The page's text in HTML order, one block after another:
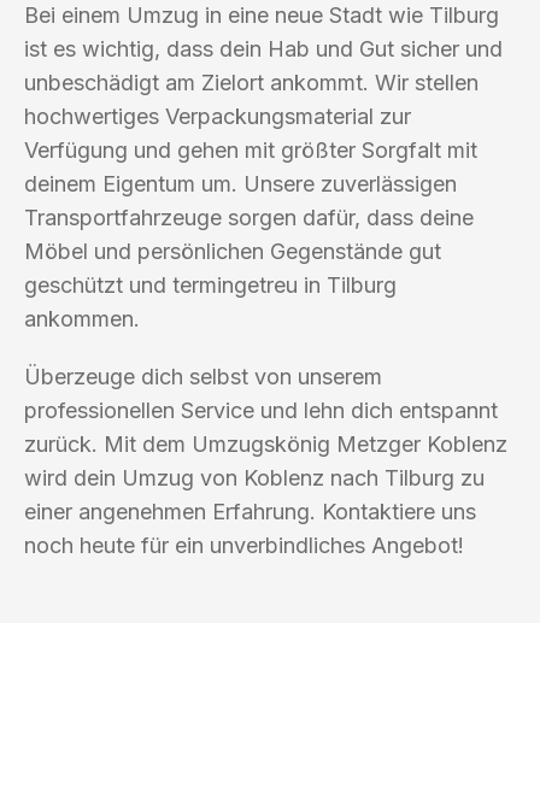
Bei einem Umzug in eine neue Stadt wie Tilburg
ist es wichtig, dass dein Hab und Gut sicher und
unbeschädigt am Zielort ankommt. Wir stellen
hochwertiges Verpackungsmaterial zur
Verfügung und gehen mit größter Sorgfalt mit
deinem Eigentum um. Unsere zuverlässigen
Transportfahrzeuge sorgen dafür, dass deine
Möbel und persönlichen Gegenstände gut
geschützt und termingetreu in Tilburg
ankommen.
Überzeuge dich selbst von unserem
professionellen Service und lehn dich entspannt
zurück. Mit dem Umzugskönig Metzger Koblenz
wird dein Umzug von Koblenz nach Tilburg zu
einer angenehmen Erfahrung. Kontaktiere uns
noch heute für ein unverbindliches Angebot!